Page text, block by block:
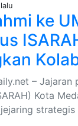
ke
– Jajaran
Kota